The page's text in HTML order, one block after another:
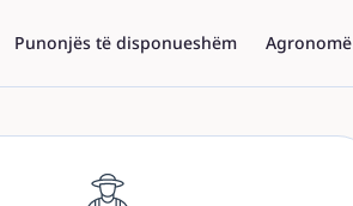
Punonjës të disponueshëm Agronomë